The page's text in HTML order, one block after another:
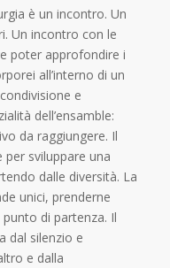
è un incontro. Un
Un incontro con le
poter approfondire i
all’interno di un
e
dell’ensamble:
da raggiungere. Il
sviluppare una
dalle diversità. La
unici, prenderne
di partenza. Il
dal silenzio e
e dalla